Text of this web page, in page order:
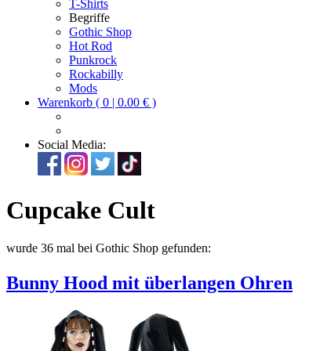
T-Shirts
Begriffe
Gothic Shop
Hot Rod
Punkrock
Rockabilly
Mods
Warenkorb ( 0 | 0.00 € )
Social Media:
Cupcake Cult
wurde 36 mal bei Gothic Shop gefunden:
Bunny Hood mit überlangen Ohren